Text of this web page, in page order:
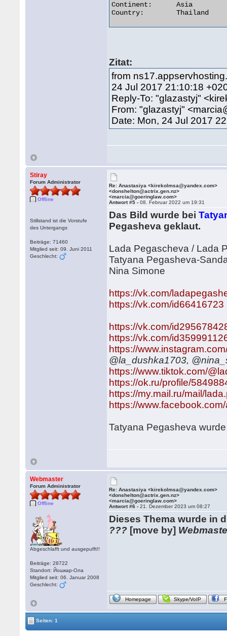
Continent:	Asia
Country:	Thailand
Zitat:
from
24 Jul 2017 21:10:18
Reply-To: "glazastyj"
From: "glazastyj"
Date: Mon, 24 Jul 2017
Stiray
Forum Administrator
Offline
Stillstand ist die Vorstufe
des Untergangs
Beiträge: 71460
Mitglied seit: 09. Juni 2011
Geschlecht:
Re: Anastasiya <kirekolmsa@yandex.com>
<donshelton@actrix.gen.nz>
<marcia@goeringlaw.com>
Antwort #5 -08. Februar 2022 um 19:31
Das Bild wurde bei
Pegasheva geklaut.
Lada Pegascheva / Lada
Tatyana Pegasheva-
Nina Simone
https://vk.com/
https://vk.com/id66416723
https://vk.com/
https://vk.com/
https://
@la_dushka1703,
https://www.tiktok.com/
https://ok.ru/profile/
https://my.mail.ru/mail/
https://
Tatyana Pegasheva
Webmaster
Forum Administrator
Offline
Abgeschlafft und ausgepufft!!
Beiträge: 28722
Standort: Йошкар-Ола
Mitglied seit: 06. Januar 2008
Geschlecht:
Re: Anastasiya <kirekolmsa@yandex.com>
<donshelton@actrix.gen.nz>
<marcia@goeringlaw.com>
Antwort #6 -21. Dezember 2023 um 08:27
Dieses Thema wurde in
??? [move by]
Homepage Skype/VoIP
Seiten: 1